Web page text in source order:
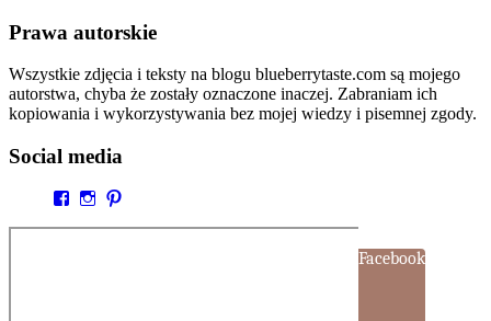
Prawa autorskie
Wszystkie zdjęcia i teksty na blogu blueberrytaste.com są mojego
autorstwa, chyba że zostały oznaczone inaczej. Zabraniam ich
kopiowania i wykorzystywania bez mojej wiedzy i pisemnej zgody.
Social media
Facebook